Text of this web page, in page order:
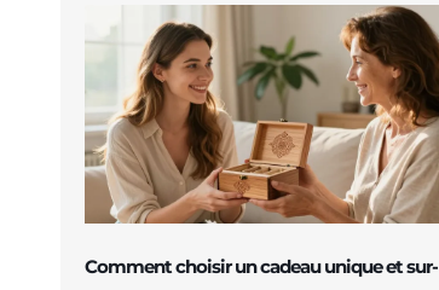
Comment choisir un cadeau unique et sur-